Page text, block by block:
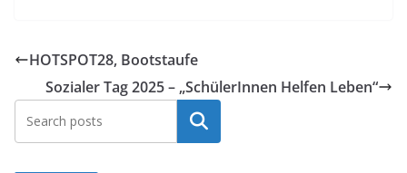
HOTSPOT28, Bootstaufe
Sozialer Tag 2025 – „SchülerInnen Helfen Leben“
Suchen